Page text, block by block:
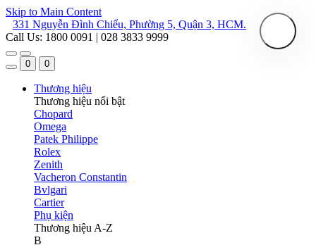
Skip to Main Content
331 Nguyễn Đình Chiểu, Phường 5, Quận 3, HCM.
Call Us: 1800 0091 | 028 3833 9999
0 0
Thương hiệu
Thương hiệu nổi bật
Chopard
Omega
Patek Philippe
Rolex
Zenith
Vacheron Constantin
Bvlgari
Cartier
Phụ kiện
Thương hiệu A-Z
B